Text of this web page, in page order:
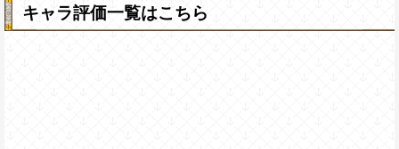
キャラ評価一覧はこちら